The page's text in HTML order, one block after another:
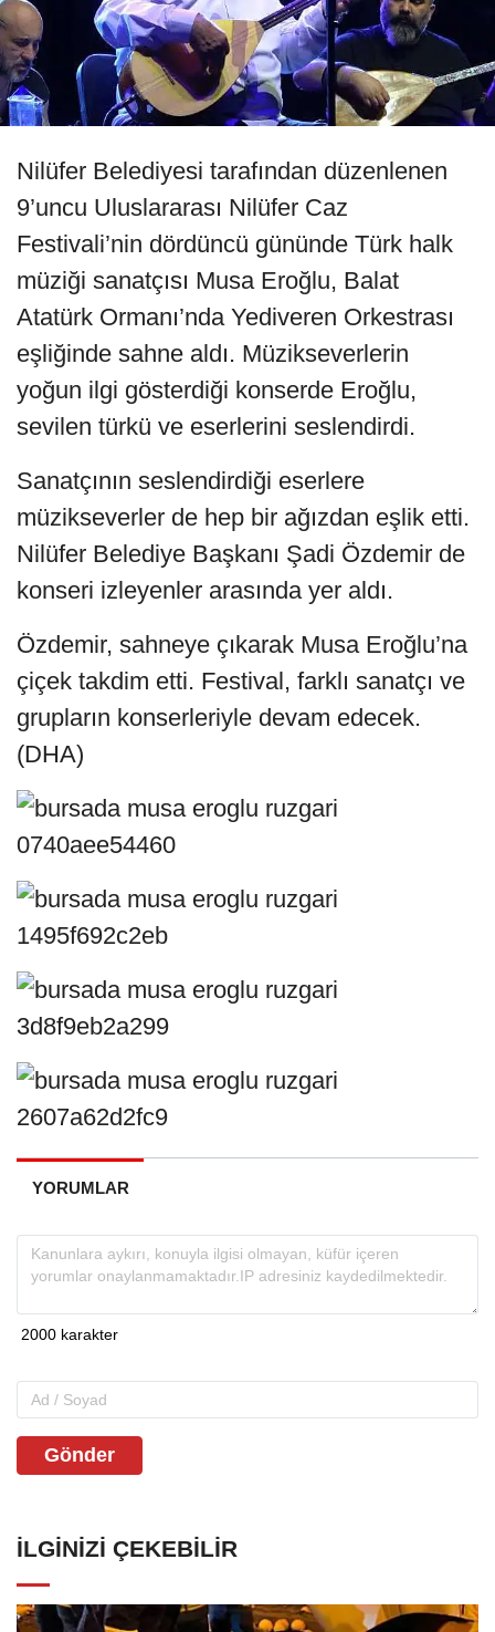
Nilüfer Belediyesi tarafından düzenlenen
9’uncu Uluslararası Nilüfer Caz
Festivali’nin dördüncü gününde Türk halk
müziği sanatçısı Musa Eroğlu, Balat
Atatürk Ormanı’nda Yediveren Orkestrası
eşliğinde sahne aldı. Müzikseverlerin
yoğun ilgi gösterdiği konserde Eroğlu,
sevilen türkü ve eserlerini seslendirdi.
Sanatçının seslendirdiği eserlere
müzikseverler de hep bir ağızdan eşlik etti.
Nilüfer Belediye Başkanı Şadi Özdemir de
konseri izleyenler arasında yer aldı.
Özdemir, sahneye çıkarak Musa Eroğlu’na
çiçek takdim etti. Festival, farklı sanatçı ve
grupların konserleriyle devam edecek.
(DHA)
YORUMLAR
Gönder
İLGINIZI ÇEKEBILIR